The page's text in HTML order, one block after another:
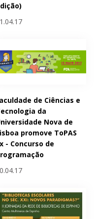
de Ciências e
da
Nova de
promove ToPAS
- Concurso de